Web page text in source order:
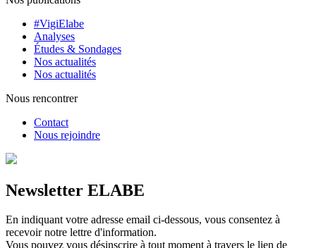
#VigiElabe
Analyses
Études & Sondages
Nos actualités
Nos actualités
Nous rencontrer
Contact
Nous rejoindre
Newsletter ELABE
En indiquant votre adresse email ci-dessous, vous consentez à
recevoir notre lettre d'information.
Vous pouvez vous désinscrire à tout moment à travers le lien de